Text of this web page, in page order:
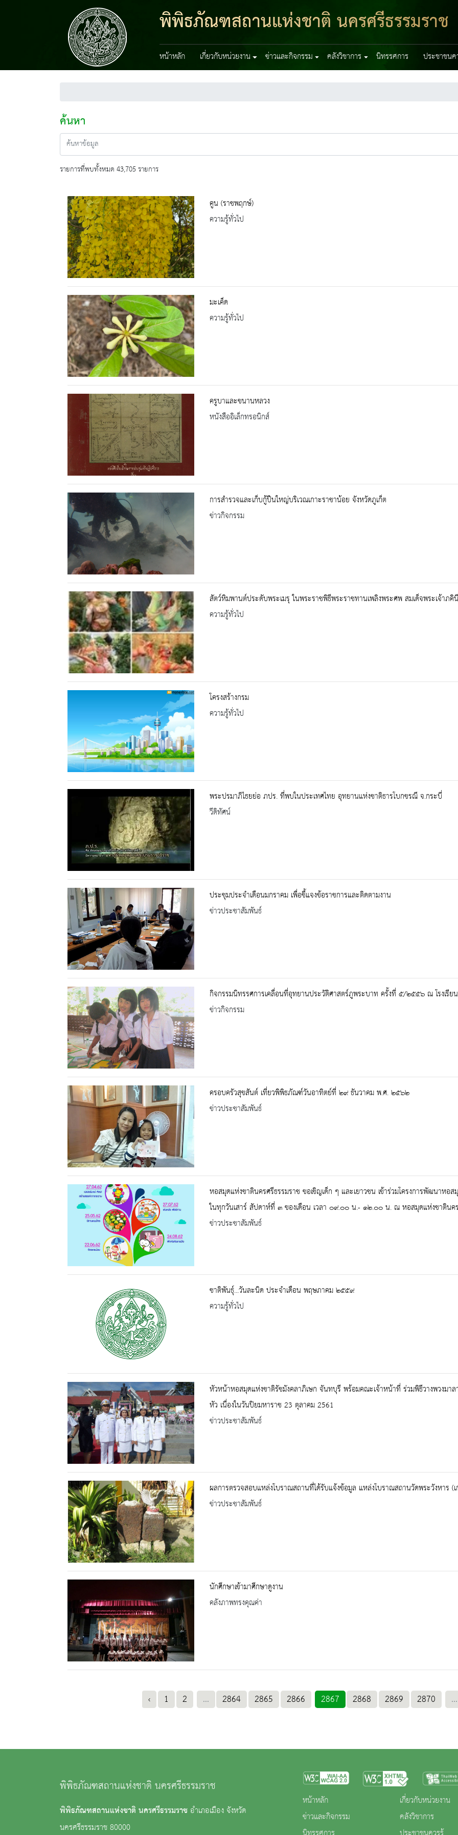
พิพิธภัณฑสถานแห่งชาติ นครศรีธรรมราช
หน้าหลัก เกี่ยวกับหน่วยงาน ข่าวและกิจกรรม คลังวิชาการ นิทรรศการ ประชาชน
ค้นหา
รายการที่พบทั้งหมด 43,705 รายการ
คูน (ราชพฤกษ์)
ความรู้ทั่วไป
มะเค็ด
ความรู้ทั่วไป
ครูบาและขนานหลวง
หนังสืออิเล็กทรอนิกส์
การสำรวจและเก็บกู้ปืนใหญ่บริเวณเกาะราชาน้อย จังหวัดภูเก็ต
ข่าวกิจกรรม
สัตว์หิมพานต์ประดับพระเมรุ ในพระราชพิธีพระราชทานเพลิงพระศพ สมเด็จพระเจ้าภ
ความรู้ทั่วไป
โครงสร้างกรม
ความรู้ทั่วไป
พระปรมาภิไธยย่อ ภปร. ที่พบในประเทศไทย อุทยานแห่งชาติธารโบกขรณี จ.กระบี่
วีดิทัศน์
ประชุมประจำเดือนมกราคม เพื่อชี้แจงข้อราชการและติดตามงาน
ข่าวประชาสัมพันธ์
กิจกรรมนิทรรศการเคลื่อนที่อุทยานประวัติศาสตร์ภูพระบาท ครั้งที่ ๕/๒๕๕๖ ณ โรงเรีย
ข่าวกิจกรรม
ครอบครัวสุขสันต์ เที่ยวพิพิธภัณฑ์วันอาทิตย์ที่ ๒๙ ธันวาคม พ.ศ. ๒๕๖๒
ข่าวประชาสัมพันธ์
หอสมุดแห่งชาตินครศรีธรรมราช ขอเชิญเด็ก ๆ และเยาวชน เข้าร่วมโครงการพัฒนาห
ในทุกวันเสาร์ สัปดาห์ที่ ๓ ของเดือน เวลา ๐๙.๐๐ น.- ๑๒.๐๐ น. ณ หอสมุดแห่งชาตินค
ข่าวประชาสัมพันธ์
ชาติพันธุ์...วันละนิด ประจำเดือน พฤษภาคม ๒๕๕๙
ความรู้ทั่วไป
หัวหน้าหอสมุดแห่งชาติรัชมังคลาภิเษก จันทบุรี พร้อมคณะเจ้าหน้าที่ ร่วมพิธีวางพวงมา
หัว เนื่องในวันปิยมหาราช 23 ตุลาคม 2561
ข่าวประชาสัมพันธ์
ผลการตรวจสอบแหล่งโบราณสถานที่ได้รับแจ้งข้อมูล แหล่งโบราณสถานวัดพระวังหาร (เ
ข่าวประชาสัมพันธ์
นักศึกษาเข้ามาศึกษาดูงาน
คลังภาพทรงคุณค่า
‹ 1 2 ... 2864 2865 2866 2867 2868 2869 2870 ...
พิพิธภัณฑสถานแห่งชาติ นครศรีธรรมราช
พิพิธภัณฑสถานแห่งชาติ นครศรีธรรมราชอำเภอเมือง จังหวัด
นครศรีธรรมราช 80000
หน้าหลัก
ข่าวและกิจกรรม
เกี่ยวกับหน่วยงาน
คลังวิชาการ